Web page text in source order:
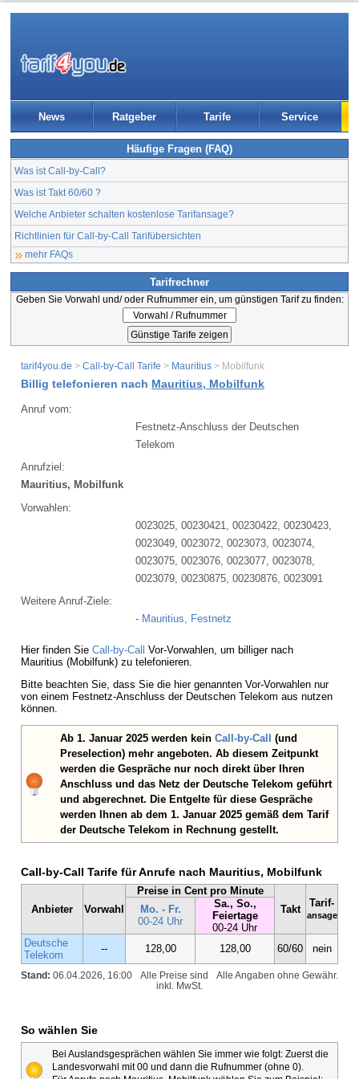
News Ratgeber Tarife Service
Häufige Fragen (FAQ)
Was ist Call-by-Call?
Was ist Takt 60/60 ?
Welche Anbieter schalten kostenlose Tarifansage?
Richtlinien für Call-by-Call Tarifübersichten
mehr FAQs
Tarifrechner
Geben Sie Vorwahl und/ oder Rufnummer ein, um günstigen Tarif zu finden:
tarif4you.de > Call-by-Call Tarife > Mauritius > Mobilfunk
Billig telefonieren nach Mauritius, Mobilfunk
Anruf vom:
Festnetz-Anschluss der Deutschen
Telekom
Anrufziel:
Mauritius, Mobilfunk
Vorwahlen:
0023025, 00230421, 00230422, 00230423,
0023049, 0023072, 0023073, 0023074,
0023075, 0023076, 0023077, 0023078,
0023079, 00230875, 00230876, 0023091
Weitere Anruf-Ziele:
- Mauritius, Festnetz
Hier finden Sie Call-by-Call Vor-Vorwahlen, um billiger nach
Mauritius (Mobilfunk) zu telefonieren.
Bitte beachten Sie, dass Sie die hier genannten Vor-Vorwahlen nur
von einem Festnetz-Anschluss der Deutschen Telekom aus nutzen
können.
Ab 1. Januar 2025 werden kein Call-by-Call (und
Preselection) mehr angeboten. Ab diesem Zeitpunkt
werden die Gespräche nur noch direkt über Ihren
Anschluss und das Netz der Deutsche Telekom geführt
und abgerechnet. Die Entgelte für diese Gespräche
werden Ihnen ab dem 1. Januar 2025 gemäß dem Tarif
der Deutsche Telekom in Rechnung gestellt.
Call-by-Call Tarife für Anrufe nach Mauritius, Mobilfunk
Anbieter Vorwahl
Preise in Cent pro Minute
Takt
Tarif-
ansage
Mo. - Fr.
00-24 Uhr
Sa., So.,
Feiertage
00-24 Uhr
Deutsche
Telekom
-- 128,00 128,00 60/60 nein
Stand: 06.04.2026, 16:00 Alle Angaben ohne Gewähr.
Alle Preise sind
inkl. MwSt.
So wählen Sie
Bei Auslandsgesprächen wählen Sie immer wie folgt: Zuerst die
Landesvorwahl mit 00 und dann die Rufnummer (ohne 0).